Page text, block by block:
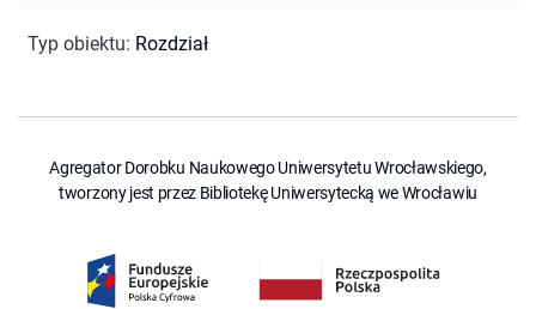
Typ obiektu: Rozdział
Agregator Dorobku Naukowego Uniwersytetu Wrocławskiego,
tworzony jest przez Bibliotekę Uniwersytecką we Wrocławiu